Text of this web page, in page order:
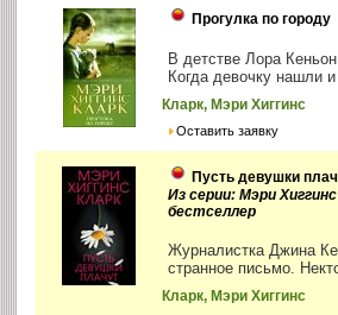
Прогулка по городу
В детстве Лора
Когда девочку нашли
Кларк, Мэри Хиггинс
Оставить заявку
Пусть девушки
Из серии: Мэри
бестселлер
Журналистка Джина
странное письмо.
Кларк, Мэри Хиггинс